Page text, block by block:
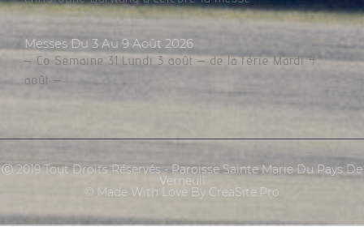
Messes Du 3 Au 9 Août 2026
– Co Semaine 31 Lundi 3 août – de la férie Mardi 4
août –
Ⓒ 2019 Tout Droits Réservés - Paroisse Sainte Marie Du Pays De
Verneuil
© Made With Love By CreaSite.Pro